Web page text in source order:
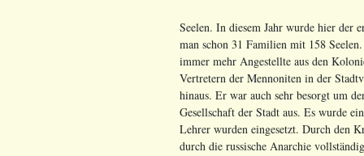
Seelen. In diesem Jahr wurde hier der
man schon 31 Familien mit 158
immer mehr Angestellte aus den
Vertretern der Mennoniten in der
hinaus. Er war auch sehr besorgt um
Gesellschaft der Stadt aus. Es wurde
Lehrer wurden eingesetzt. Durch den
durch die russische Anarchie